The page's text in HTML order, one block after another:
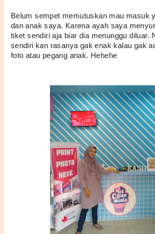
Belum sempet memutuskan mau masuk
dan anak saya. Karena ayah saya
tiket sendiri aja biar dia menunggu diluar.
sendiri kan rasanya gak enak kalau gak
foto atau pegang anak. Hehehe